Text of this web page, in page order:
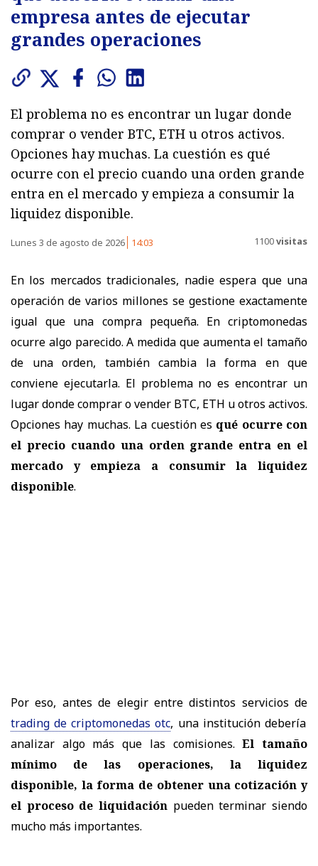
empresa antes de ejecutar
grandes operaciones
El problema no es encontrar un lugar donde
comprar o vender BTC, ETH u otros activos.
Opciones hay muchas. La cuestión es qué
ocurre con el precio cuando una orden grande
entra en el mercado y empieza a consumir la
liquidez disponible.
Lunes 3 de agosto de 2026 14:03 1100visitas
En los mercados tradicionales, nadie espera que una
operación de varios millones se gestione exactamente
igual que una compra pequeña. En criptomonedas
ocurre algo parecido. A medida que aumenta el tamaño
de una orden, también cambia la forma en que
conviene ejecutarla. El problema no es encontrar un
lugar donde comprar o vender BTC, ETH u otros activos.
Opciones hay muchas. La cuestión es qué ocurre con
el precio cuando una orden grande entra en el
mercado y empieza a consumir la liquidez
disponible.
Por eso, antes de elegir entre distintos servicios de
trading de criptomonedas otc, una institución debería
analizar algo más que las comisiones.El tamaño
mínimo de las operaciones, la liquidez
disponible, la forma de obtener una cotización y
el proceso de liquidación pueden terminar siendo
mucho más importantes.